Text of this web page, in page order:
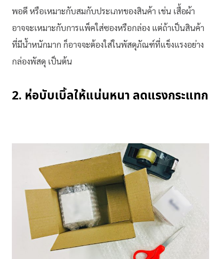
พอดี หรือเหมาะกับสมกับประเภทของสินค้า เช่น เสื้อผ้า
อาจจะเหมาะกับการแพ็คใส่ซองหรือกล่อง แต่ถ้าเป็นสินค้า
ที่มีน้ำหนักมาก ก็อาจจะต้องใส่ในพัสดุภัณฑ์ที่แข็งแรงอย่าง
กล่องพัสดุ เป็นต้น
2. ห่อบับเบิ้ลให้แน่นหนา ลดแรงกระแทก